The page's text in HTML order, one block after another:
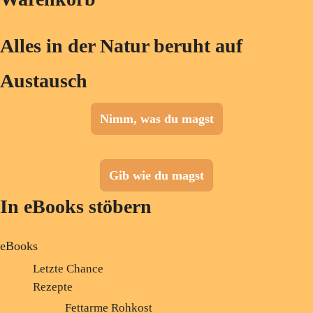
Alles in der Natur beruht auf
Austausch
Nimm, was du magst
Gib wie du magst
In eBooks stöbern
eBooks
Letzte Chance
Rezepte
Fettarme Rohkost